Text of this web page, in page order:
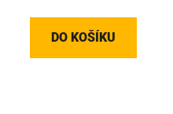
DO KOŠÍKU